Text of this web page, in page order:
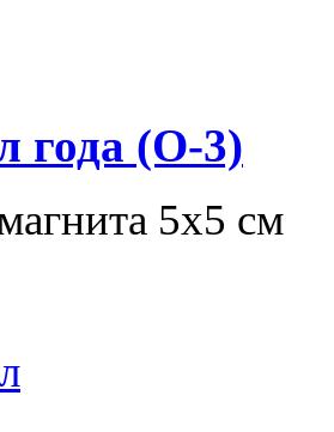
года (О-3)
5х5 см